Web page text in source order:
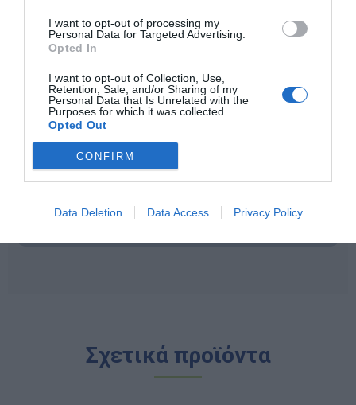
I want to opt-out of processing my
Personal Data for Targeted Advertising.
Opted In
I want to opt-out of Collection, Use,
Retention, Sale, and/or Sharing of my
Personal Data that Is Unrelated with the
Purposes for which it was collected.
Opted Out
CONFIRM
Data Deletion Data Access Privacy Policy
Από το 1994, η αγγλικήLearning Resources
στον χώρο των εκπαιδευτικών παιχνιδιών,
προσφέροντας βιωματικές εμπειρίες που εμπνέουν
τα παιδιά. Με το τρίπτυχο
σχολείο και το σπίτι που μετατρέπουν τη γνώση σε
μια συναρπαστική περιπέτεια εξερεύνησης. Στόχος
της είναι να καλλιεργήσει μια δια βίου αγάπη για τη
κόσμο μέσα από τη φαντασία και το δημιουργικό
Σχετικά προϊόντα